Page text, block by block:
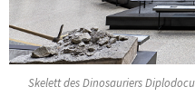
Skelett des Dinosauriers